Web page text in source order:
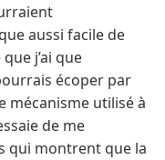
aussi facile de
j’ai que
écoper par
mécanisme utilisé à
de me
qui montrent que la